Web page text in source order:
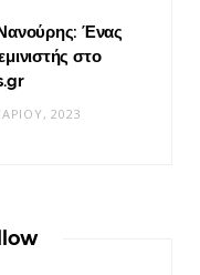
Ένας
στο
2023